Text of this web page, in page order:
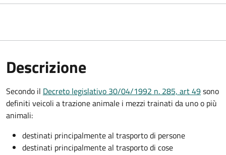
Descrizione
Secondo il Decreto legislativo 30/04/1992 n. 285, art 49sono
definiti veicoli a trazione animale i mezzi trainati da uno o più
animali:
destinati principalmente al trasporto di persone
destinati principalmente al trasporto di cose